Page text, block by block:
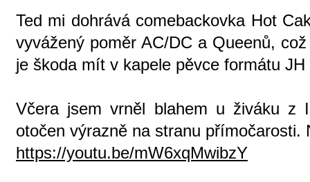
Ted mi dohrává comebackovka Hot
vyvážený poměr AC/DC a Queenů,
je škoda mít v kapele pěvce formátu
Včera jsem vrněl blahem u živáku z
otočen výrazně na stranu přímočarosti.
https://youtu.be/mW6xqMwibzY